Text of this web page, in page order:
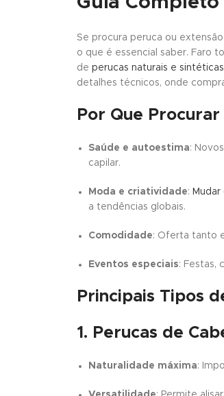
Se procura peruca ou
o que é essencial saber. Faro
de perucas naturais e sintéticas
detalhes técnicos, onde
Por Que
Saúde e autoestima:
capilar.
Moda e criatividade:
a tendências globais.
Comodidade: Oferta tanto
Eventos especiais: Festas,
Principais Tipos
1. Perucas de
Naturalidade máxima: